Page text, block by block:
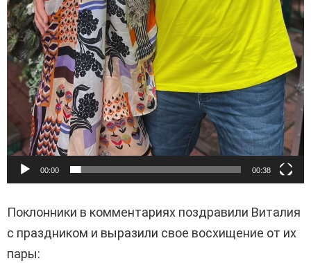
00:00 00:38
Поклонники в комментариях поздравили Виталия
с праздником и выразили свое восхищение от их
пары: